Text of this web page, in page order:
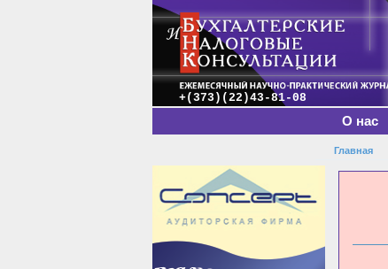
+(373)(22)43-81-08
Главное меню
О нас
Вы
Главная